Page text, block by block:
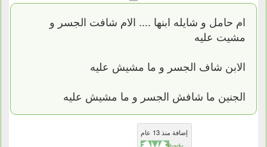
ام حامل و شايله ابنها .... الام شافت الجسر و
مشيت عليه
الابن شاف الجسر و ما مشيش عليه
الجنين ما شافش الجسر و ما مشيش عليه
إضافة منذ 13 عام